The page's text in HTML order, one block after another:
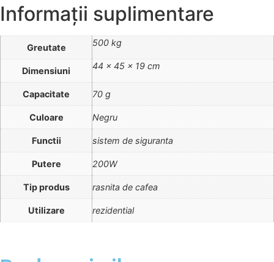
Informații suplimentare
Greutate 500 kg
Dimensiuni 44 × 45 × 19 cm
Capacitate 70 g
Culoare Negru
Functii sistem de siguranta
Putere 200W
Tip produs rasnita de cafea
Utilizare rezidential